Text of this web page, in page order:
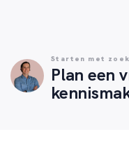
Starten met
Plan een